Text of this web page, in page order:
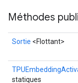
Méthodes
Sortie <Flottant>
statiques